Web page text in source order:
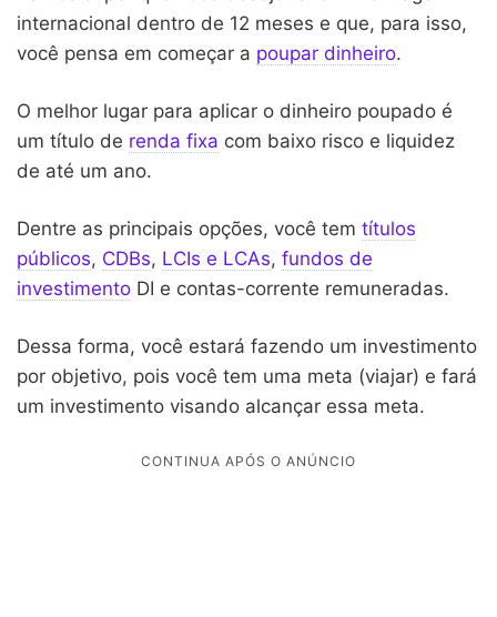
internacional dentro de 12 meses e que, para isso,
você pensa em começar a poupar dinheiro.
O melhor lugar para aplicar o dinheiro poupado é
um título de renda fixa com baixo risco e liquidez
de até um ano.
Dentre as principais opções, você tem títulos
públicos, CDBs, LCIs e LCAs, fundos de
investimento DI e contas-corrente remuneradas.
Dessa forma, você estará fazendo um investimento
por objetivo, pois você tem uma meta (viajar) e fará
um investimento visando alcançar essa meta.